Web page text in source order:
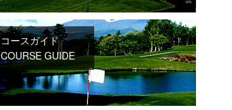
コースガイド
COURSE GUIDE